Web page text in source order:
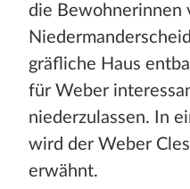
die Bewohnerinnen
gräfliche Haus
für Weber
niederzulassen. In
wird der Weber
erwähnt.